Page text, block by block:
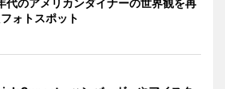
ォトスポット